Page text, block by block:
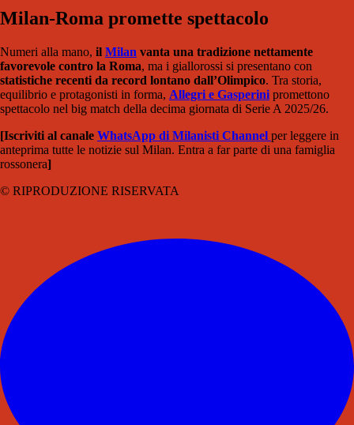
Milan-Roma promette spettacolo
Numeri alla mano, il Milan vanta una tradizione nettamente
favorevole contro la Roma, ma i giallorossi si presentano con
statistiche recenti da record lontano dall’Olimpico. Tra storia,
equilibrio e protagonisti in forma, Allegri e Gasperini promettono
spettacolo nel big match della decima giornata di Serie A 2025/26.
[Iscriviti al canale WhatsApp di Milanisti Channel per leggere in
anteprima tutte le notizie sul Milan. Entra a far parte di una famiglia
rossonera]
© RIPRODUZIONE RISERVATA